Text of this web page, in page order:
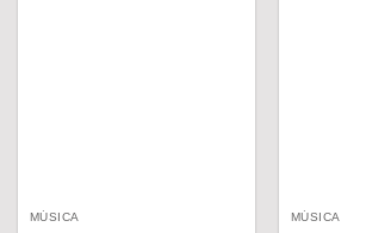
MÚSICA MÚSICA